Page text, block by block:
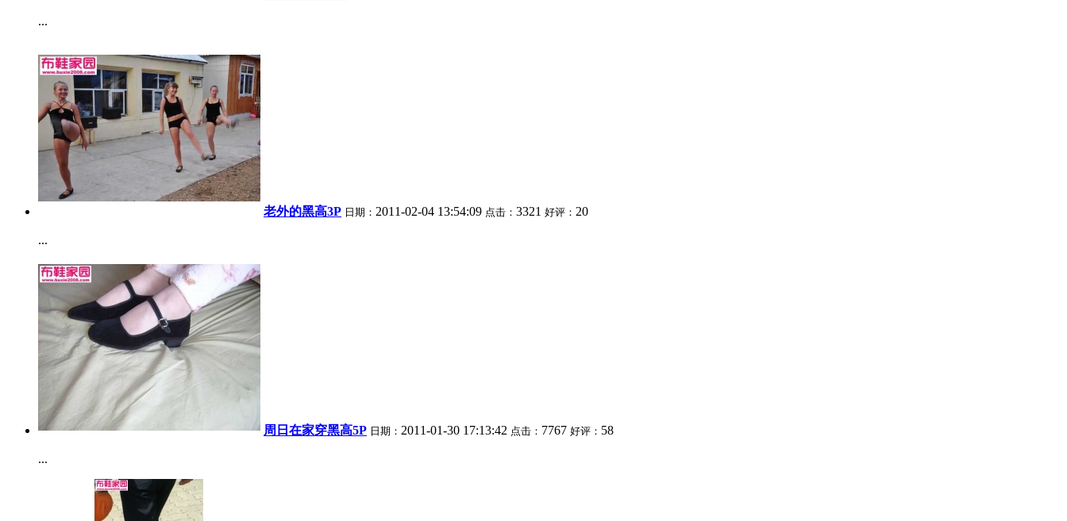
...
老外的黑高3P 日期： 2011-02-04 13:54:09 点击： 3321 好评： 20
...
周日在家穿黑高5P 日期： 2011-01-30 17:13:42 点击： 7767 好评： 58
...